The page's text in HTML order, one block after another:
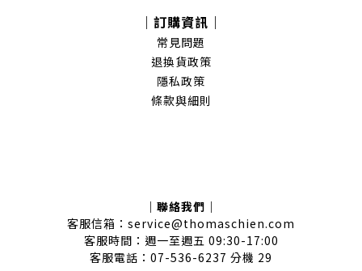
｜訂購資訊｜
常見問題
退換貨政策
隱私政策
條款與細則
｜聯絡我們｜
客服信箱：service@thomaschien.com
客服時間：週一至週五 09:30-17:00
客服電話：07-536-6237 分機 29